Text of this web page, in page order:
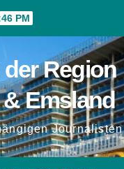
PM
Region
Emsland
Journalisten